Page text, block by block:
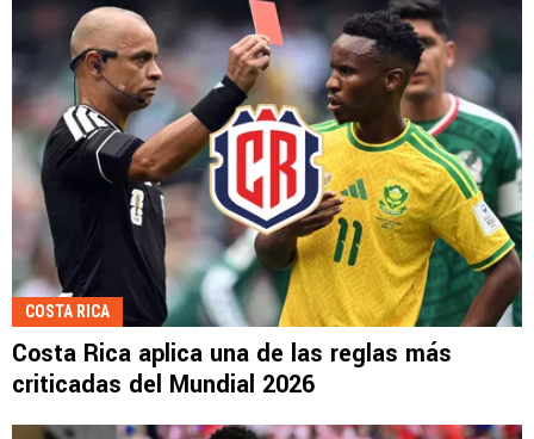
COSTA RICA
Costa Rica aplica una de las reglas más
criticadas del Mundial 2026